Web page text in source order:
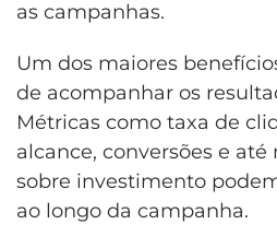
as campanhas.
Um dos maiores
de acompanhar os
Métricas como taxa de
alcance, conversões e
sobre investimento
ao longo da campanha.